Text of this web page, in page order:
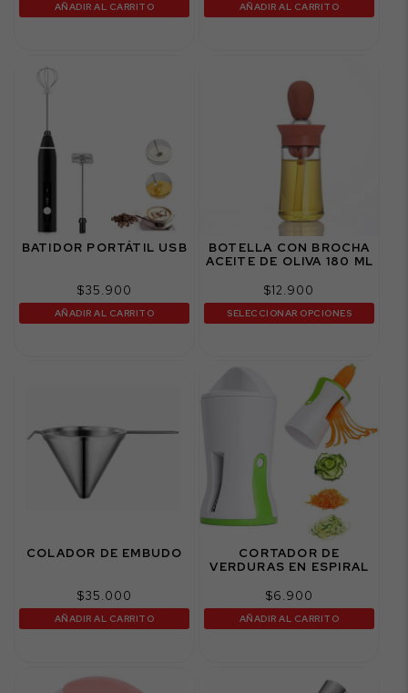
AÑADIR AL CARRITO AÑADIR AL CARRITO
BATIDOR PORTÁTIL USB
$35.900
AÑADIR AL CARRITO
BOTELLA CON BROCHA
ACEITE DE OLIVA 180 ML
$12.900
SELECCIONAR OPCIONES
COLADOR DE EMBUDO
$35.000
AÑADIR AL CARRITO
CORTADOR DE
VERDURAS EN ESPIRAL
$6.900
AÑADIR AL CARRITO